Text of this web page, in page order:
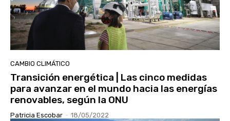
CAMBIO CLIMÁTICO
Transición energética | Las cinco medidas
para avanzar en el mundo hacia las energías
renovables, según la ONU
Patricia Escobar - 18/05/2022